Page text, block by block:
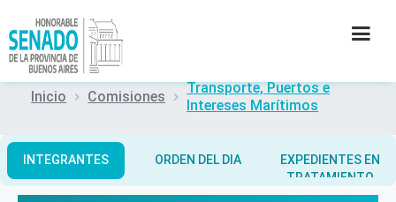
INSTITUCIÓN
SECRETARÍAS
Inicio Comisiones
Transporte, Puertos e
Intereses Marítimos
INTEGRANTES ORDEN DEL DIA
EXPEDIENTES EN
TRATAMIENTO